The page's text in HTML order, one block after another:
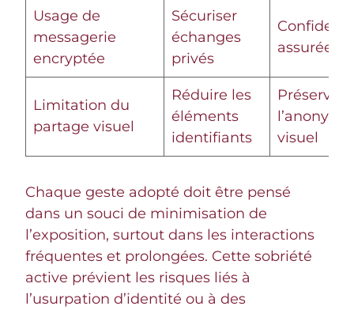
Usage de
messagerie
encryptée
Sécuriser
échanges
privés
assurée
Limitation du
partage visuel
Réduire les
éléments
identifiants
Préserve
visuel
Chaque geste adopté doit être pensé
dans un souci de minimisation de
l’exposition, surtout dans les interactions
fréquentes et prolongées. Cette sobriété
active prévient les risques liés à
l’usurpation d’identité ou à des